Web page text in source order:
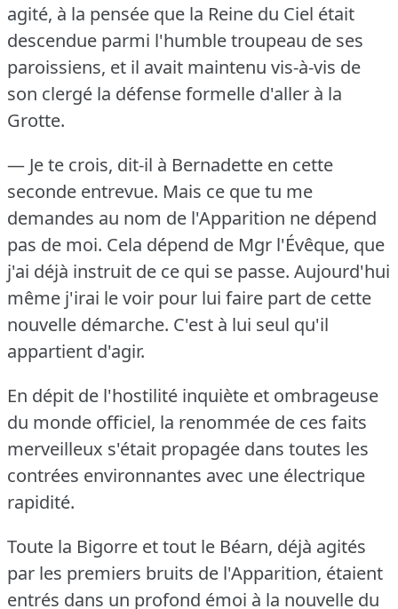
agité, à la pensée que la Reine du Ciel était
descendue parmi l'humble troupeau de ses
paroissiens, et il avait maintenu vis-à-vis de
son clergé la défense formelle d'aller à la
Grotte.
— Je te crois, dit-il à Bernadette en cette
seconde entrevue. Mais ce que tu me
demandes au nom de l'Apparition ne dépend
pas de moi. Cela dépend de Mgr l'Évêque, que
j'ai déjà instruit de ce qui se passe. Aujourd'hui
même j'irai le voir pour lui faire part de cette
nouvelle démarche. C'est à lui seul qu'il
appartient d'agir.
En dépit de l'hostilité inquiète et ombrageuse
du monde officiel, la renommée de ces faits
merveilleux s'était propagée dans toutes les
contrées environnantes avec une électrique
rapidité.
Toute la Bigorre et tout le Béarn, déjà agités
par les premiers bruits de l'Apparition, étaient
entrés dans un profond émoi à la nouvelle du